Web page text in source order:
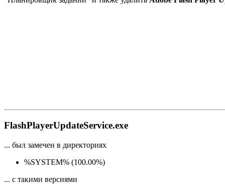
FlashPlayerUpdateService.exe
... был замечен в директориях
%SYSTEM% (100.00%)
... с такими версиями